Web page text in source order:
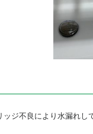
ジ不良により水漏れし